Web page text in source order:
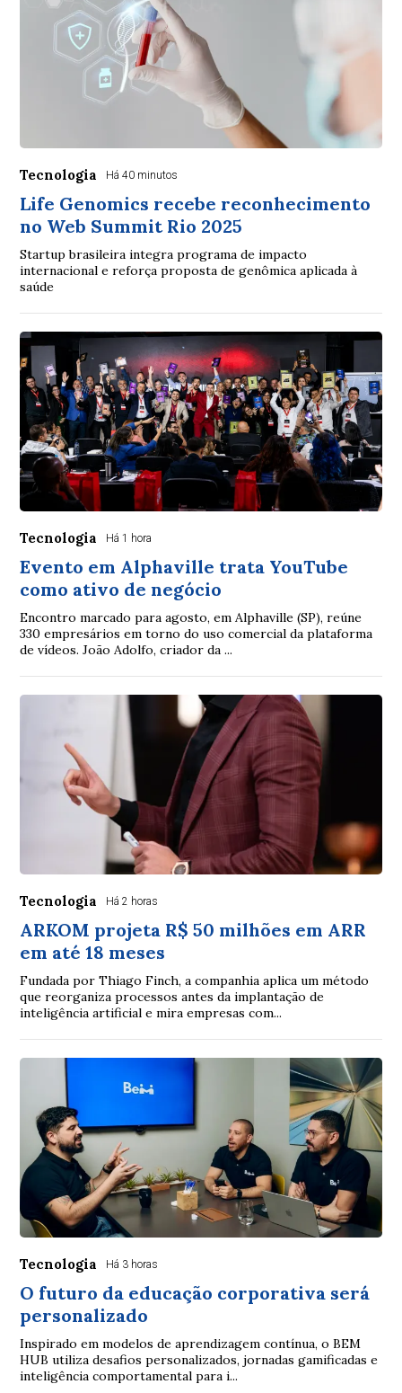
Tecnologia Há 40 minutos
Life Genomics recebe reconhecimento
no Web Summit Rio 2025
Startup brasileira integra programa de impacto
internacional e reforça proposta de genômica aplicada à
saúde
Tecnologia Há 1 hora
Evento em Alphaville trata YouTube
como ativo de negócio
Encontro marcado para agosto, em Alphaville (SP), reúne
330 empresários em torno do uso comercial da plataforma
de vídeos. João Adolfo, criador da ...
Tecnologia Há 2 horas
ARKOM projeta R$ 50 milhões em ARR
em até 18 meses
Fundada por Thiago Finch, a companhia aplica um método
que reorganiza processos antes da implantação de
inteligência artificial e mira empresas com...
Tecnologia Há 3 horas
O futuro da educação corporativa será
personalizado
Inspirado em modelos de aprendizagem contínua, o BEM
HUB utiliza desafios personalizados, jornadas gamificadas e
inteligência comportamental para i...